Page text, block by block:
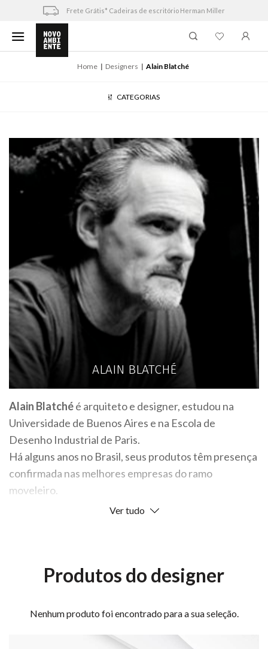
content
Frete Grátis* Cadeiras de escritório Herman Miller
Home Designers Alain Blatché
CATEGORIAS
ALAIN BLATCHÉ
Alain Blatchéé arquiteto e designer, estudou na
Universidade de Buenos Aires e na Escola de
Desenho Industrial de Paris.
Há alguns anos no Brasil, seus produtos têm presença
confirmada nas melhores empresas do ramo
moveleiro.
consumo responsável.
arte-ciência-economia.
Ver tudo
Produtos do designer
Nenhum produto foi encontrado para a sua seleção.